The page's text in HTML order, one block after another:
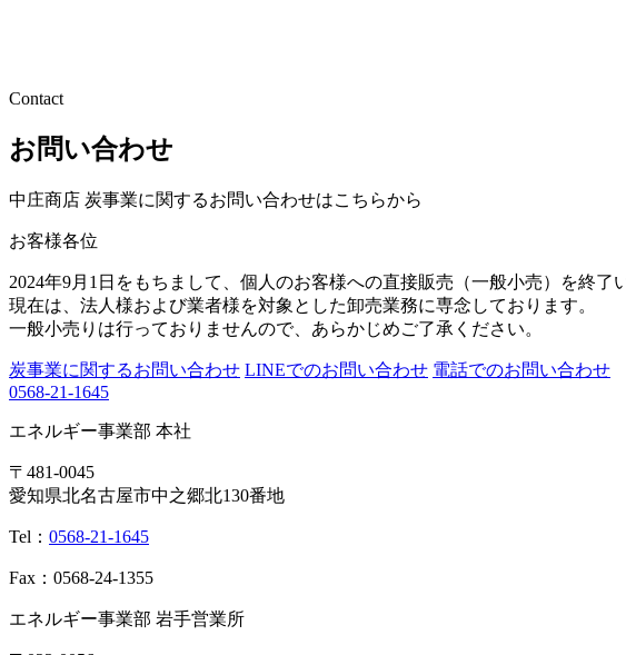
Contact
お問い合わせ
中庄商店 炭事業に関するお問い合わせはこちらから
お客様各位
2024年9月1日をもちまして、個人のお客様への直接販売（一般小売）を終了
現在は、法人様および業者様を対象とした卸売業務に専念しております。
一般小売りは行っておりませんので、あらかじめご了承ください。
炭事業に関するお問い合わせ LINEでのお問い合わせ 電話でのお問い合わせ
0568-21-1645
エネルギー事業部 本社
〒481-0045
愛知県北名古屋市中之郷北130番地
Tel： 0568-21-1645
Fax：0568-24-1355
エネルギー事業部 岩手営業所